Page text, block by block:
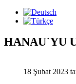
HANAU`YU
18 Şubat 2023